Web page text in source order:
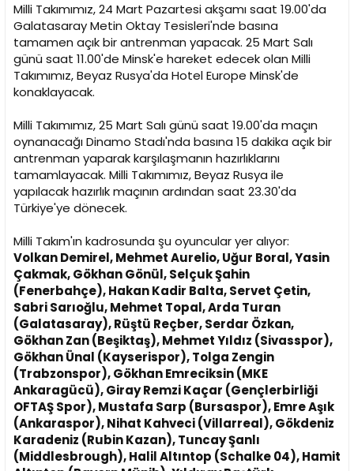
Milli Takımımız, 24 Mart Pazartesi akşamı saat 19.00'da
Galatasaray Metin Oktay Tesisleri'nde basına
tamamen açık bir antrenman yapacak. 25 Mart Salı
günü saat 11.00'de Minsk'e hareket edecek olan Milli
Takımımız, Beyaz Rusya'da Hotel Europe Minsk'de
konaklayacak.
Milli Takımımız, 25 Mart Salı günü saat 19.00'da maçın
oynanacağı Dinamo Stadı'nda basına 15 dakika açık bir
antrenman yaparak karşılaşmanın hazırlıklarını
tamamlayacak. Milli Takımımız, Beyaz Rusya ile
yapılacak hazırlık maçının ardından saat 23.30'da
Türkiye'ye dönecek.
Milli Takım'ın kadrosunda şu oyuncular yer alıyor:
Volkan Demirel, Mehmet Aurelio, Uğur Boral, Yasin
Çakmak, Gökhan Gönül, Selçuk Şahin
(Fenerbahçe), Hakan Kadir Balta, Servet Çetin,
Sabri Sarıoğlu, Mehmet Topal, Arda Turan
(Galatasaray), Rüştü Reçber, Serdar Özkan,
Gökhan Zan (Beşiktaş), Mehmet Yıldız (Sivasspor),
Gökhan Ünal (Kayserispor), Tolga Zengin
(Trabzonspor), Gökhan Emreciksin (MKE
Ankaragücü), Giray Remzi Kaçar (Gençlerbirliği
OFTAŞ Spor), Mustafa Sarp (Bursaspor), Emre Aşık
(Ankaraspor), Nihat Kahveci (Villarreal), Gökdeniz
Karadeniz (Rubin Kazan), Tuncay Şanlı
(Middlesbrough), Halil Altıntop (Schalke 04), Hamit